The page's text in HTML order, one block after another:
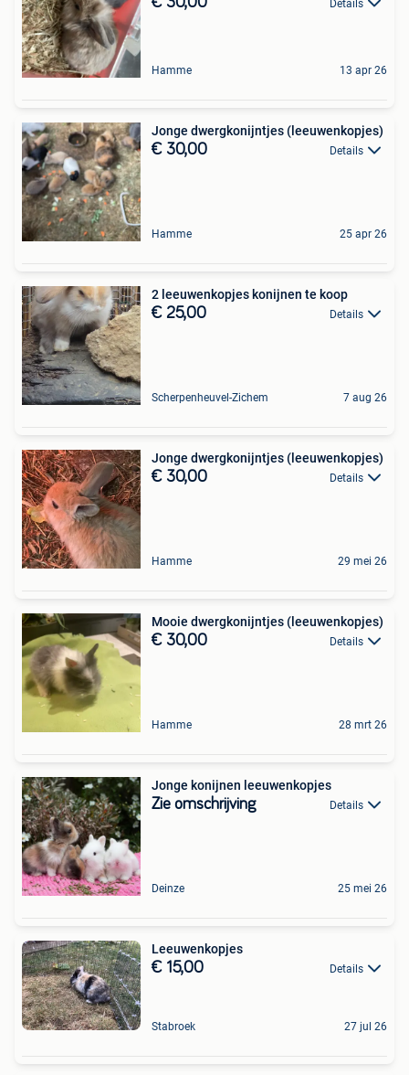
Details
Hamme 13 apr 26
Jonge dwergkonijntjes (leeuwenkopjes)
€ 30,00 Details
Hamme 25 apr 26
2 leeuwenkopjes konijnen te koop
€ 25,00 Details
Scherpenheuvel-Zichem 7 aug 26
Jonge dwergkonijntjes (leeuwenkopjes)
€ 30,00 Details
Hamme 29 mei 26
Mooie dwergkonijntjes (leeuwenkopjes)
€ 30,00 Details
Hamme 28 mrt 26
Jonge konijnen leeuwenkopjes
Zie omschrijving Details
Deinze 25 mei 26
Leeuwenkopjes
€ 15,00 Details
Stabroek 27 jul 26